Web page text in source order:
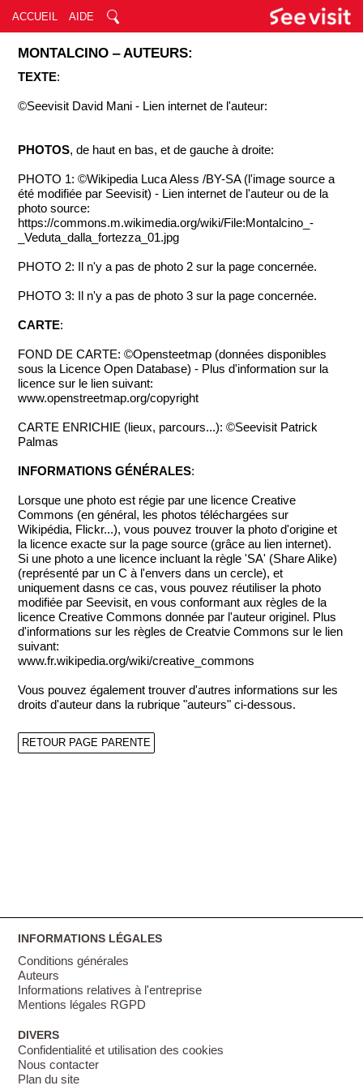
ACCUEIL AIDE
MONTALCINO ‒ AUTEURS:
TEXTE:
©Seevisit David Mani - Lien internet de l'auteur:
PHOTOS, de haut en bas, et de gauche à droite:
PHOTO 1: ©Wikipedia Luca Aless /BY-SA (l'image source a
été modifiée par Seevisit) - Lien internet de l'auteur ou de la
photo source:
https://commons.m.wikimedia.org/wiki/File:Montalcino_-
_Veduta_dalla_fortezza_01.jpg
PHOTO 2: Il n'y a pas de photo 2 sur la page concernée.
PHOTO 3: Il n'y a pas de photo 3 sur la page concernée.
CARTE:
FOND DE CARTE: ©Opensteetmap (données disponibles
sous la Licence Open Database) - Plus d'information sur la
licence sur le lien suivant:
www.openstreetmap.org/copyright
CARTE ENRICHIE (lieux, parcours...): ©Seevisit Patrick
Palmas
INFORMATIONS GÉNÉRALES:
Lorsque une photo est régie par une licence Creative
Commons (en général, les photos téléchargées sur
Wikipédia, Flickr...), vous pouvez trouver la photo d'origine et
la licence exacte sur la page source (grâce au lien internet).
Si une photo a une licence incluant la règle 'SA' (Share Alike)
(représenté par un C à l'envers dans un cercle), et
uniquement dasns ce cas, vous pouvez réutiliser la photo
modifiée par Seevisit, en vous conformant aux règles de la
licence Creative Commons donnée par l'auteur originel. Plus
d'informations sur les règles de Creatvie Commons sur le lien
suivant:
www.fr.wikipedia.org/wiki/creative_commons
Vous pouvez également trouver d'autres informations sur les
droits d'auteur dans la rubrique "auteurs" ci-dessous.
RETOUR PAGE PARENTE
INFORMATIONS LÉGALES
Conditions générales
Auteurs
Informations relatives à l'entreprise
Mentions légales RGPD
DIVERS
Confidentialité et utilisation des cookies
Nous contacter
Plan du site